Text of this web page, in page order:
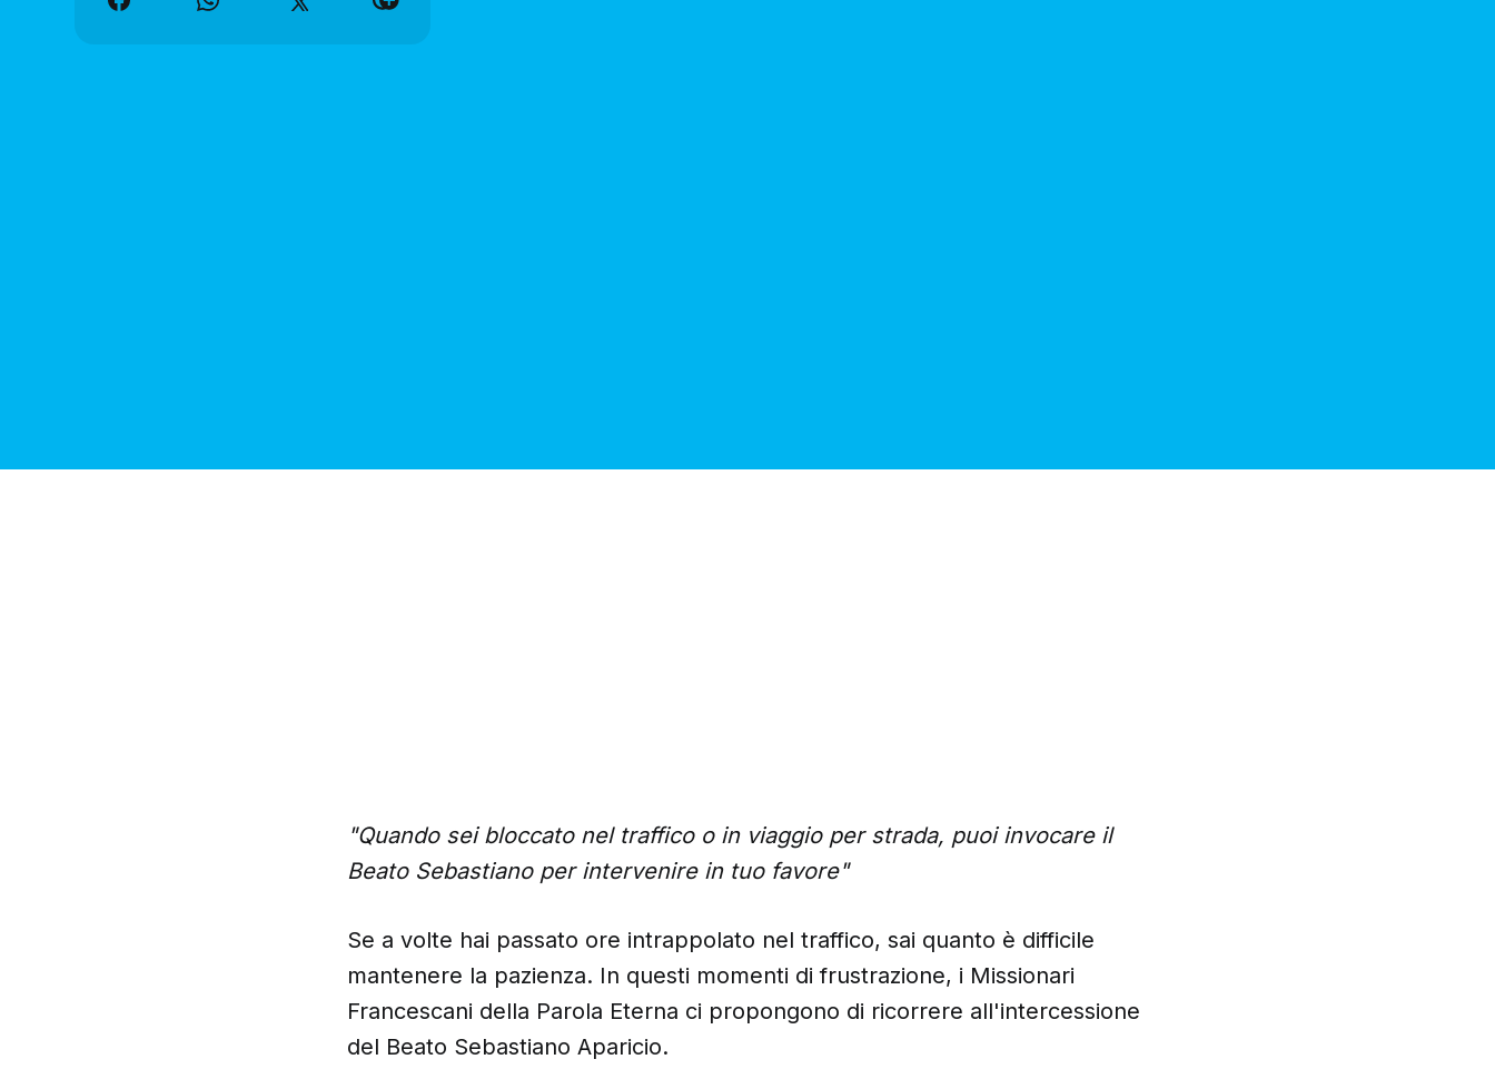
"Quando sei bloccato nel traffico o in viaggio per strada, puoi invocare il
Beato Sebastiano per intervenire in tuo favore"
Se a volte hai passato ore intrappolato nel traffico, sai quanto è difficile
mantenere la pazienza. In questi momenti di frustrazione, i Missionari
Francescani della Parola Eterna ci propongono di ricorrere all'intercessione
del Beato Sebastiano Aparicio.